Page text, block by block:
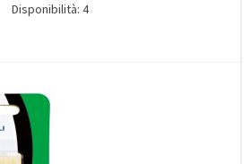
Disponibilità: 4